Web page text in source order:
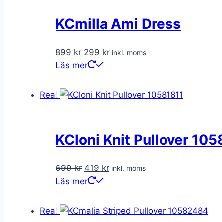
KCmilla Ami Dress
899kr Det
ursprungliga
var:
299 krDet
är:
inkl. moms
Läs mer
Rea!
KCloni Knit Pullover
699kr Det
ursprungliga
var:
419 krDet
är:
inkl. moms
Läs mer
Rea!